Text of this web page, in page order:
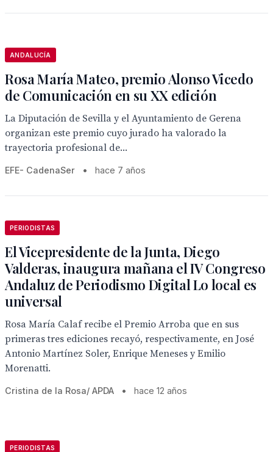
ANDALUCÍA
Rosa María Mateo, premio Alonso Vicedo
de Comunicación en su XX edición
La Diputación de Sevilla y el Ayuntamiento de Gerena
organizan este premio cuyo jurado ha valorado la
trayectoria profesional de...
EFE- CadenaSer • hace 7 años
PERIODISTAS
El Vicepresidente de la Junta, Diego
Valderas, inaugura mañana el IV Congreso
Andaluz de Periodismo Digital Lo local es
universal
Rosa María Calaf recibe el Premio Arroba que en sus
primeras tres ediciones recayó, respectivamente, en José
Antonio Martínez Soler, Enrique Meneses y Emilio
Morenatti.
Cristina de la Rosa/ APDA • hace 12 años
PERIODISTAS